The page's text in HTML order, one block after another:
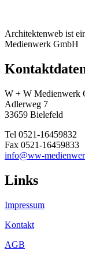
Architektenweb ist
Medienwerk GmbH
W + W Medienwerk
Adlerweg 7
33659 Bielefeld
Tel 0521-16459832
Fax 0521-16459833
info@ww-
Links
Impressum
Kontakt
AGB